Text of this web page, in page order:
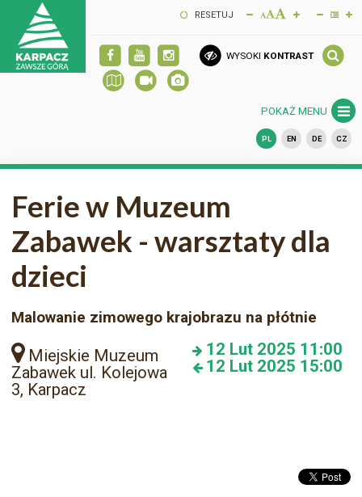
RESETUJ
WYSOKI KONTRAST
POKAŻ MENU
PL EN DE CZ
Ferie w Muzeum
Zabawek - warsztaty dla
dzieci
Malowanie zimowego krajobrazu na płótnie
Miejskie Muzeum
Zabawek ul. Kolejowa
3, Karpacz
12 Lut 2025 11:00
12 Lut 2025 15:00